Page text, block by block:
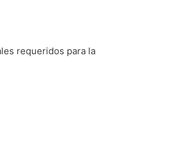
requeridos para la